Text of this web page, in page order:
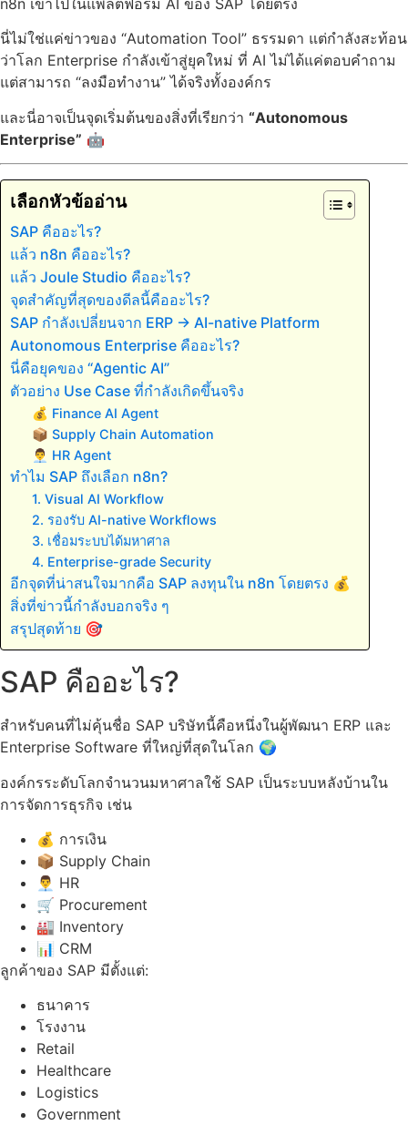
n8n เข้าไปในแพลตฟอร์ม AI ของ SAP โดยตรง
นี่ไม่ใช่แค่ข่าวของ “Automation Tool” ธรรมดา แต่กำลังสะท้อน
ว่าโลก Enterprise กำลังเข้าสู่ยุคใหม่ ที่ AI ไม่ได้แค่ตอบคำถาม
แต่สามารถ “ลงมือทำงาน” ได้จริงทั้งองค์กร
และนี่อาจเป็นจุดเริ่มต้นของสิ่งที่เรียกว่า “Autonomous
Enterprise” 🤖
เลือกหัวข้ออ่าน
SAP คืออะไร?
แล้ว n8n คืออะไร?
แล้ว Joule Studio คืออะไร?
จุดสำคัญที่สุดของดีลนี้คืออะไร?
SAP กำลังเปลี่ยนจาก ERP → AI-native Platform
Autonomous Enterprise คืออะไร?
นี่คือยุคของ “Agentic AI”
ตัวอย่าง Use Case ที่กำลังเกิดขึ้นจริง
💰 Finance AI Agent
📦 Supply Chain Automation
👨‍💼 HR Agent
ทำไม SAP ถึงเลือก n8n?
1. Visual AI Workflow
2. รองรับ AI-native Workflows
3. เชื่อมระบบได้มหาศาล
4. Enterprise-grade Security
อีกจุดที่น่าสนใจมากคือ SAP ลงทุนใน n8n โดยตรง 💰
สิ่งที่ข่าวนี้กำลังบอกจริง ๆ
สรุปสุดท้าย 🎯
SAP คืออะไร?
สำหรับคนที่ไม่คุ้นชื่อ SAP บริษัทนี้คือหนึ่งในผู้พัฒนา ERP และ
Enterprise Software ที่ใหญ่ที่สุดในโลก 🌍
องค์กรระดับโลกจำนวนมหาศาลใช้ SAP เป็นระบบหลังบ้านใน
การจัดการธุรกิจ เช่น
💰 การเงิน
📦 Supply Chain
👨‍💼 HR
🛒 Procurement
🏭 Inventory
📊 CRM
ลูกค้าของ SAP มีตั้งแต่:
ธนาคาร
โรงงาน
Retail
Healthcare
Logistics
Government